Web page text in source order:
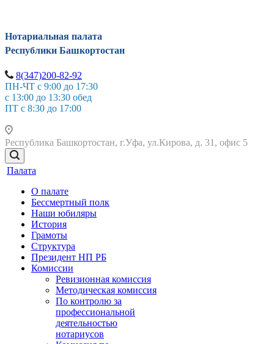
Нотариальная палата
Республики Башкортостан
8(347)200-82-92
ПН-ЧТ с 9:00 до 17:30
с 13:00 до 13:30 обед
ПТ с 8:30 до 17:00
Республика Башкортостан, г.Уфа, ул.Кирова, д. 31, офис 5
Палата
О палате
Бессмертный полк
Наши юбиляры
История
Грамоты
Структура
Президент НП РБ
Комиссии
Ревизионная комиссия
Методическая комиссия
По контролю за
профессиональной
деятельностью
нотариусов